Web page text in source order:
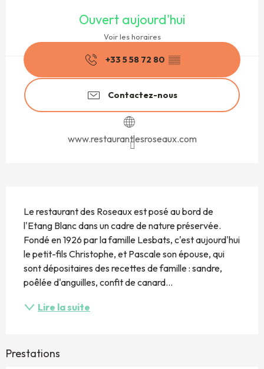
Ouvert aujourd'hui
Voir les horaires
+33 5 58 72 80 ▒▒
Contactez-nous
www.restaurantlesroseaux.com
Le restaurant des Roseaux est posé au bord de
l'Etang Blanc dans un cadre de nature préservée.
Fondé en 1926 par la famille Lesbats, c'est aujourd'hui
le petit-fils Christophe, et Pascale son épouse, qui
sont dépositaires des recettes de famille : sandre,
poêlée d'anguilles, confit de canard...
Lire la suite
Prestations